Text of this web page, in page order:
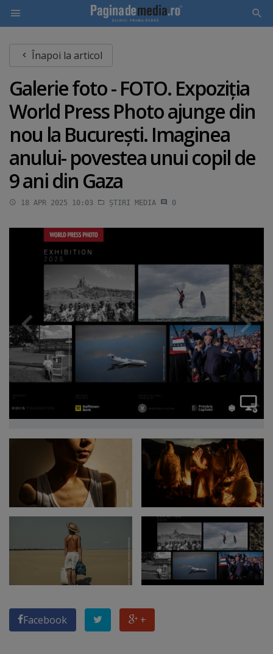
main
content
Înapoi la articol
Galerie foto - FOTO. Expoziţia
World Press Photo ajunge din
nou la Bucureşti. Imaginea
anului- povestea unui copil de
9 ani din Gaza
18 APR 2025 10:03 ȘTIRI MEDIA 0
Facebook +